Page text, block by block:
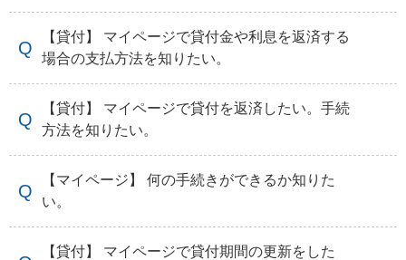
【貸付】 マイページで貸付金や利息を返済する
場合の支払方法を知りたい。
【貸付】 マイページで貸付を返済したい。手続
方法を知りたい。
【マイページ】 何の手続きができるか知りた
い。
【貸付】 マイページで貸付期間の更新をした